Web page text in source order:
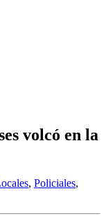
volcó en la
, Policiales,